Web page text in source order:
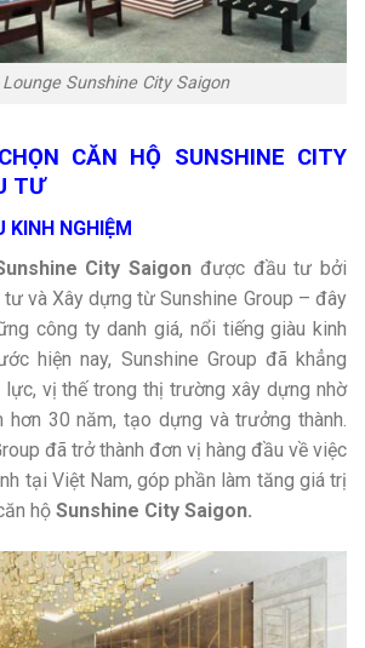
Sunshine City Saigon
CĂN HỘ SUNSHINE CITY
TƯ
KINH NGHIỆM
City Saigon được đầu tư bởi
và Xây dựng từ Sunshine Group – đây
công ty danh giá, nổi tiếng giàu kinh
hiện nay, Sunshine Group đã khẳng
vị thế trong thị trường xây dựng nhờ
hơn 30 năm, tạo dựng và trưởng thành.
đã trở thành đơn vị hàng đầu về việc
tại Việt Nam, góp phần làm tăng giá trị
hộ Sunshine City Saigon.